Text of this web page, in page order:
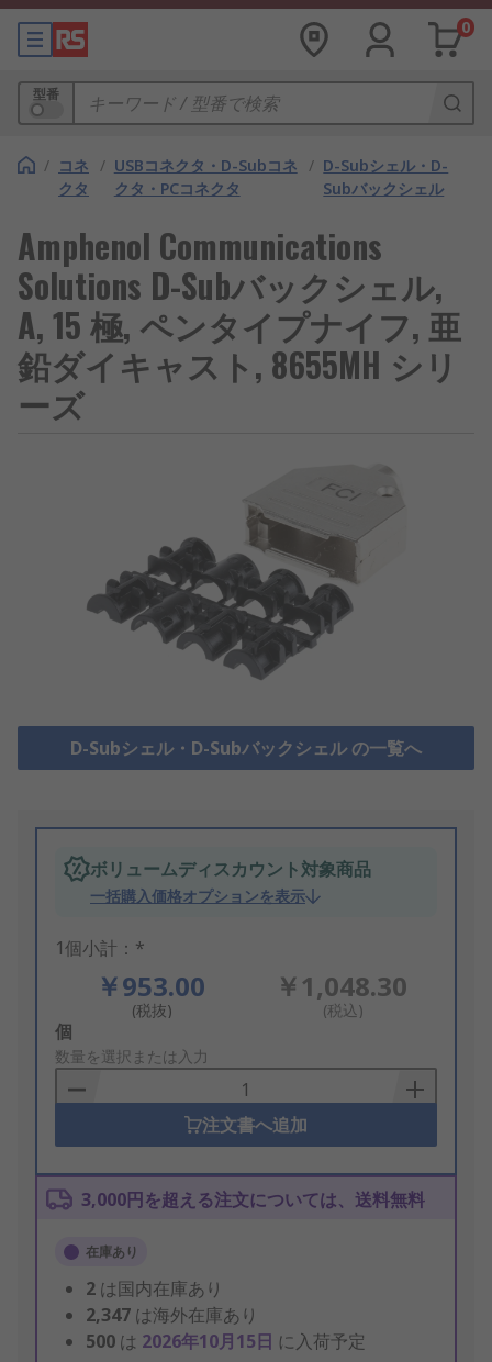
0
型番
/ コネ
クタ
/ USBコネクタ・D-Subコネ
クタ・PCコネクタ
/ D-Subシェル・D-
Subバックシェル
Amphenol Communications
Solutions D-Subバックシェル,
A, 15 極, ペンタイプナイフ, 亜
鉛ダイキャスト, 8655MH シリ
ーズ
D-Subシェル・D-Subバックシェル の一覧へ
ボリュームディスカウント対象商品
一括購入価格オプションを表示
1個小計：*
￥953.00
(税抜)
￥1,048.30
(税込)
Add
to
Basket
個
数量を選択または入力
注文書へ追加
3,000円を超える注文については、送料無料
在庫あり
2 は国内在庫あり
2,347 は海外在庫あり
500 は 2026年10月15日 に入荷予定